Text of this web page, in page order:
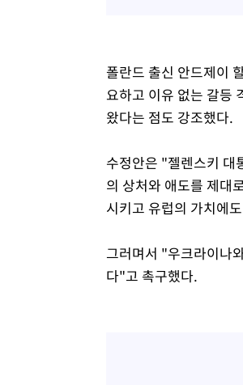
폴란드 출신 안드제이
요하고 이유 없는 갈등
왔다는 점도 강조했다.
수정안은 "젤렌스키 대
의 상처와 애도를 제대
시키고 유럽의 가치에
그러며서 "우크라이나
다"고 촉구했다.